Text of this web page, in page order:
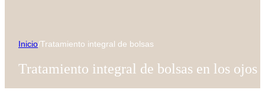
Inicio/Tratamiento integral de bolsas
Tratamiento integral de bolsas en los ojos